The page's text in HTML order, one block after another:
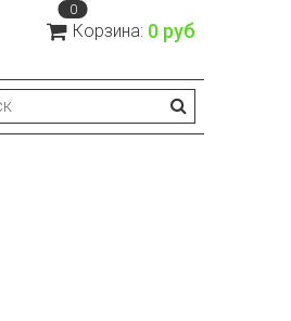
0
Корзина: 0 руб